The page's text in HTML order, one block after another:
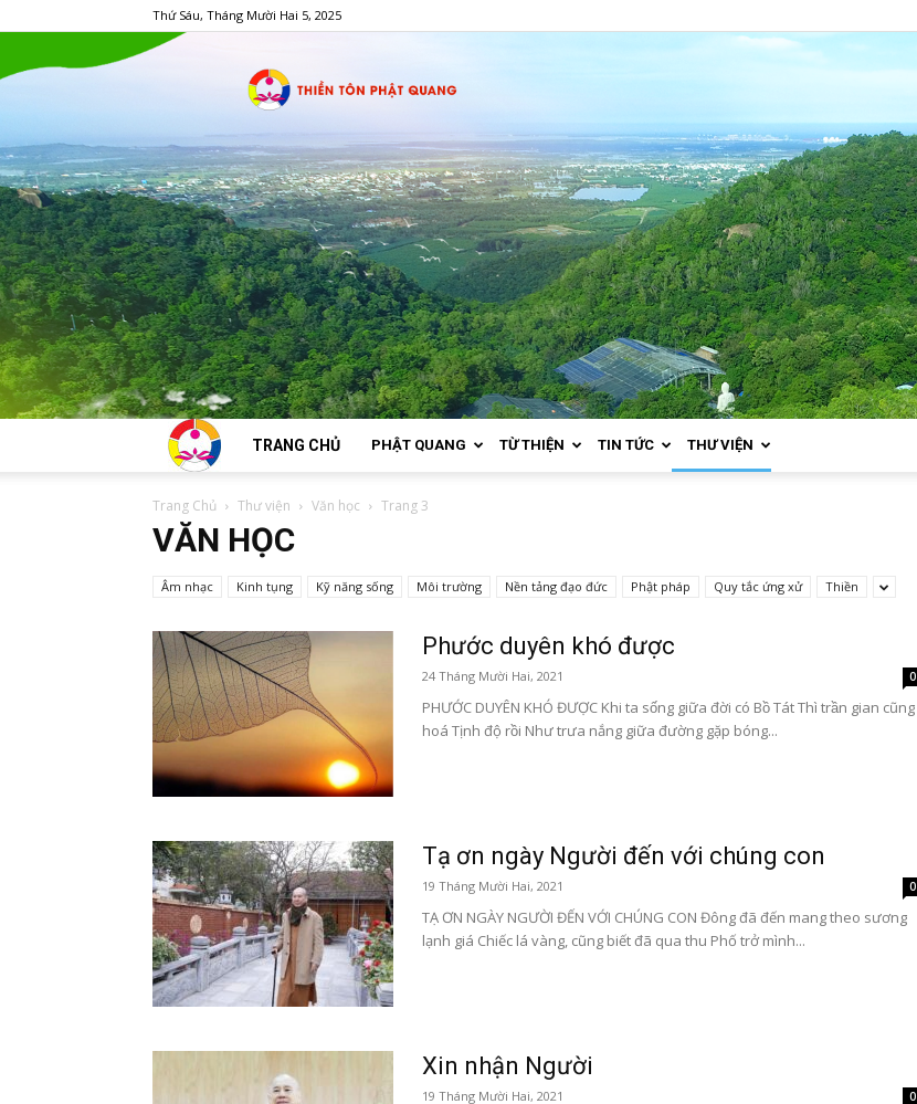
Thứ Sáu, Tháng Mười Hai 5, 2025
Quang
TRANG CHỦ PHẬT QUANG TỪ THIỆN TIN TỨC THƯ VIỆN
Trang Chủ Thư viện Văn học Trang 3
VĂN HỌC
Âm nhạc Kinh tụng Kỹ năng sống Môi trường Nền tảng đạo đức Phật pháp Quy tắc ứng xử Thiền
Phước duyên khó được
24 Tháng Mười Hai, 2021 0
PHƯỚC DUYÊN KHÓ ĐƯỢC Khi ta sống giữa đời có Bồ Tát Thì trần gian cũng
hoá Tịnh độ rồi Như trưa nắng giữa đường gặp bóng...
Tạ ơn ngày Người đến với chúng con
19 Tháng Mười Hai, 2021 0
TẠ ƠN NGÀY NGƯỜI ĐẾN VỚI CHÚNG CON Đông đã đến mang theo sương
lạnh giá Chiếc lá vàng, cũng biết đã qua thu Phố trở mình...
Xin nhận Người
19 Tháng Mười Hai, 2021 0